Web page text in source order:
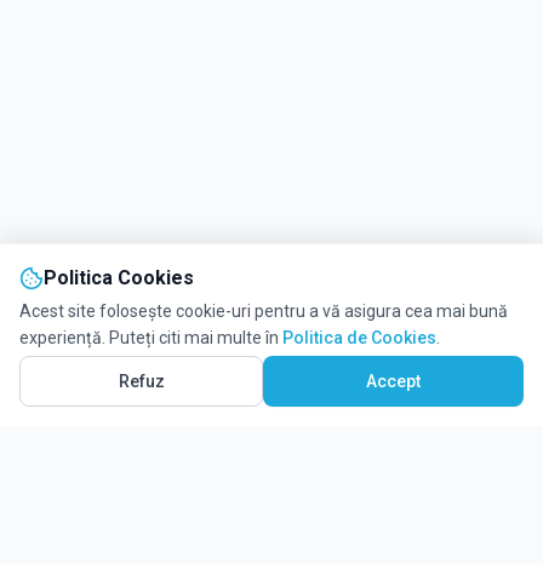
Politica Cookies
Acest site folosește cookie-uri pentru a vă asigura cea mai bună
experiență. Puteți citi mai multe în Politica de Cookies
Refuz Accept